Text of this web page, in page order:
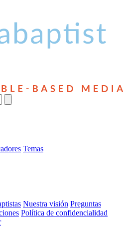
Temas
Nuestra visión Preguntas
Política de confidencialidad